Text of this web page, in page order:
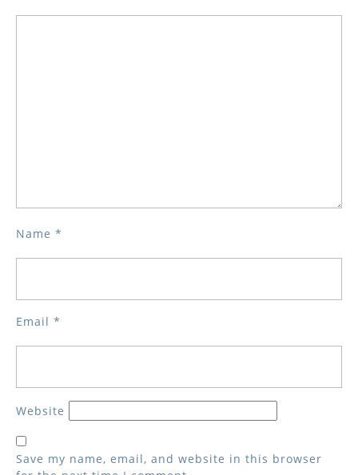
Name *
Email *
Website
Save my name, email, and website in this browser